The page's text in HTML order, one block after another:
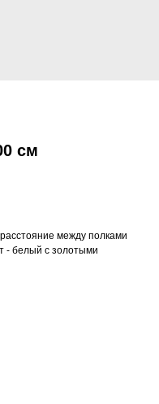
см
между полками
- белый с золотыми